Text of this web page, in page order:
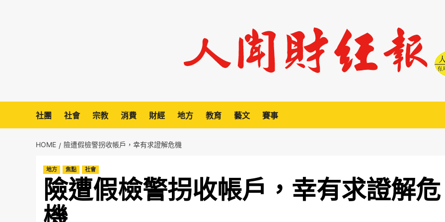
社團 社會 宗教 消費 財經 地方 教育 藝文 賽事
HOME 險遭假檢警拐收帳戶，幸有求證解危機
地方 焦點 社會
險遭假檢警拐收帳戶，幸有求證解危